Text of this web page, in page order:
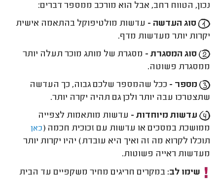
נכון, הטווח רחב, אבל הוא מורכב ממספר דברים:
סוג העדשה - עדשות מולטיפוקל בהתאמה אישית
יקרות יותר מעדשות מדף.
סוג המסגרת - מסגרת של מותג מוכר תעלה יותר
ממסגרת פשוטה.
מספר - ככל שהמספר שלכם גבוה, כך העדשה
שתצטרכו עבה יותר ולכן גם תהיה יקרה יותר.
עדשות מיוחדות - עדשות מותאמות לצפייה
ממושכת במסכים או עדשות עם זכוכית חכמה (כאן
תוכלו לקרוא מה זה ואיך היא עובדת) יהיו יקרות יותר
מעדשות ראייה פשוטות.
שימו לב: במקרים חריגים מחיר משקפיים עד הבית